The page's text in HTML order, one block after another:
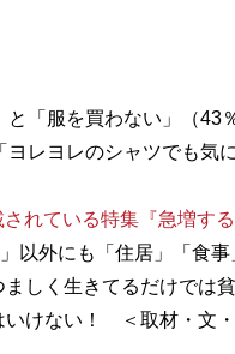
「服を買わない」（43
レヨレのシャツでも気
れている特集『急増す
以外にも「住居」「食
しく生きてるだけでは